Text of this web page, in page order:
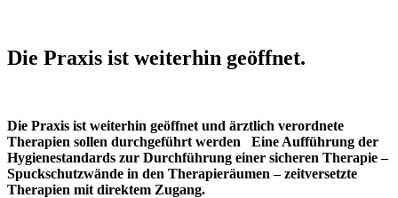
Die Praxis ist weiterhin geöffnet.
Die Praxis ist weiterhin geöffnet und ärztlich verordnete
Therapien sollen durchgeführt werden Eine Aufführung der
Hygienestandards zur Durchführung einer sicheren Therapie –
Spuckschutzwände in den Therapieräumen – zeitversetzte
Therapien mit direktem Zugang.